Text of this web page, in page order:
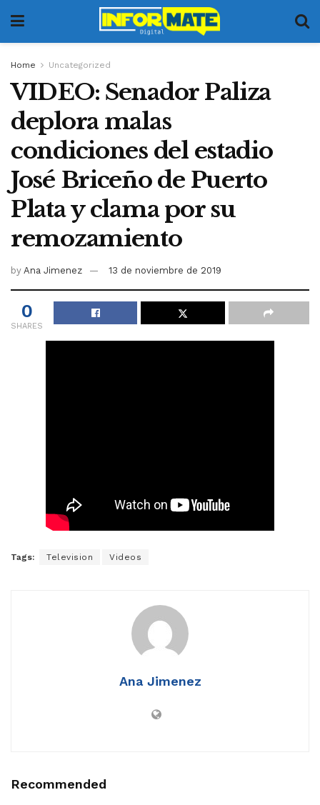
Home Uncategorized
VIDEO: Senador Paliza
deplora malas
condiciones del estadio
José Briceño de Puerto
Plata y clama por su
remozamiento
by Ana Jimenez 13 de noviembre de 2019
0
SHARES
Tags: Television Videos
Ana Jimenez
Recommended